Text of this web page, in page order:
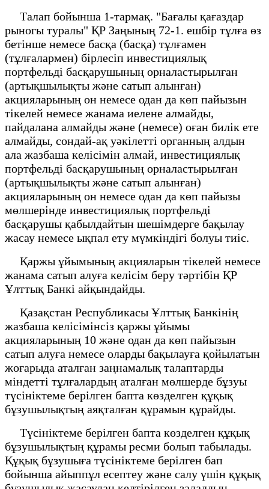
Талап бойынша 1-тармақ. "Бағалы қағаздар
рыногы туралы" ҚР Заңының 72-1. ешбір тұлға өз
бетінше немесе басқа (басқа) тұлғамен
(тұлғалармен) бірлесіп инвестициялық
портфельді басқарушының орналастырылған
(артықшылықты және сатып алынған)
акцияларының он немесе одан да көп пайызын
тікелей немесе жанама иелене алмайды,
пайдалана алмайды және (немесе) оған билік ете
алмайды, сондай-ақ уәкілетті органның алдын
ала жазбаша келісімін алмай, инвестициялық
портфельді басқарушының орналастырылған
(артықшылықты және сатып алынған)
акцияларының он немесе одан да көп пайызы
мөлшерінде инвестициялық портфельді
басқарушы қабылдайтын шешімдерге бақылау
жасау немесе ықпал ету мүмкіндігі болуы тиіс.
Қаржы ұйымының акцияларын тікелей немесе
жанама сатып алуға келісім беру тәртібін ҚР
Ұлттық Банкі айқындайды.
Қазақстан Республикасы Ұлттық Банкінің
жазбаша келісімінсіз қаржы ұйымы
акцияларының 10 және одан да көп пайызын
сатып алуға немесе оларды бақылауға қойылатын
жоғарыда аталған заңнамалық талаптарды
міндетті тұлғалардың аталған мөлшерде бұзуы
түсініктеме берілген бапта көзделген құқық
бұзушылықтың аяқталған құрамын құрайды.
Түсініктеме берілген бапта көзделген құқық
бұзушылықтың құрамы ресми болып табылады.
Құқық бұзушыға түсініктеме берілген бап
бойынша айыппұл есептеу және салу үшін құқық